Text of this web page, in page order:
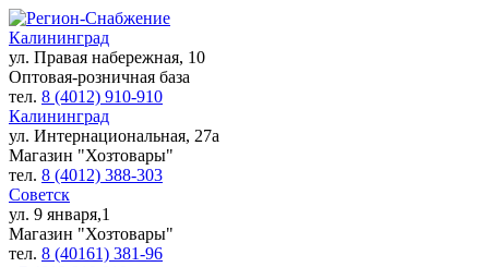
Калининград
ул. Правая набережная, 10
Оптовая-розничная база
тел. 8 (4012) 910-910
Калининград
ул. Интернациональная, 27а
Магазин "Хозтовары"
тел. 8 (4012) 388-303
Советск
ул. 9 января,1
Магазин "Хозтовары"
тел. 8 (40161) 381-96